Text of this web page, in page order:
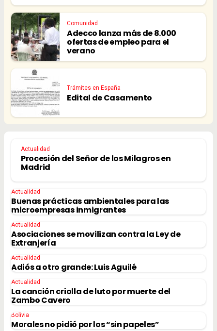
Comunidad
Adecco lanza más de 8.000
ofertas de empleo para el
verano
Trámites en España
Edital de Casamento
Actualidad
Procesión del Señor de los Milagros en
Madrid
Actualidad
Buenas prácticas ambientales para las
microempresas inmigrantes
Actualidad
Asociaciones se movilizan contra la Ley de
Extranjería
Actualidad
Adiós a otro grande: Luis Aguilé
Actualidad
La canción criolla de luto por muerte del
Zambo Cavero
Bolivia
Morales no pidió por los “sin papeles”